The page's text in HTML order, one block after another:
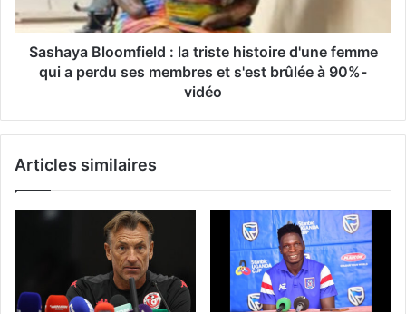
Sashaya Bloomfield : la triste histoire d'une femme
qui a perdu ses membres et s'est brûlée à 90%-
vidéo
Articles similaires